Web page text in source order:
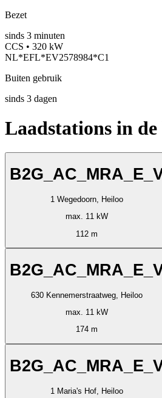
Bezet
sinds 3 minuten
CCS • 320 kW
NL*EFL*EV2578984*C1
Buiten gebruik
sinds 3 dagen
Laadstations in
1 Wegedoorn, Heiloo
max. 11 kW
112 m
630 Kennemerstraatweg, Heiloo
max. 11 kW
174 m
1 Maria's Hof, Heiloo